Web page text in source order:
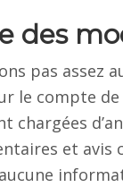
des
pas assez
le compte de
chargées
et avis